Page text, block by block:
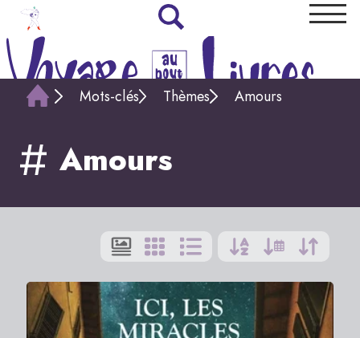
Mots-clés Thèmes Amours
Amours